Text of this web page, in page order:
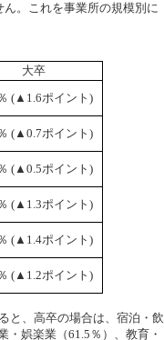
。これを事業所の規模別に
大卒
(▲1.6ポイント)
(▲0.7ポイント)
(▲0.5ポイント)
(▲1.3ポイント)
(▲1.4ポイント)
(▲1.2ポイント)
と、高卒の場合は、宿泊・飲
・娯楽業（61.5％）、教育・